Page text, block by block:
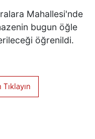
Mahallesi'nde
bugun öğle
öğrenildi.